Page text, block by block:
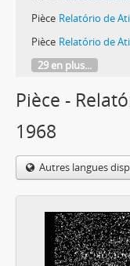
Pièce Relatório de
Pièce Relatório de
29 en plus...
Pièce -
1968
Autres langues